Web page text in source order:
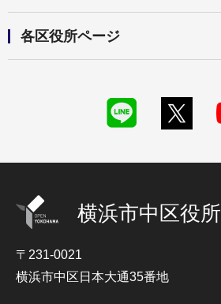
各区役所ページ
横浜市中区役所
〒231-0021
横浜市中区日本大通35番地